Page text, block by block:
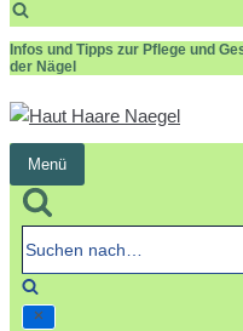
Infos und Tipps zur Pflege und
der Nägel
Menü
Navigation
umschalten